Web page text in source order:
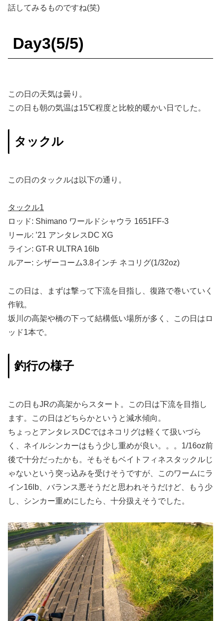
話してみるものですね(笑)
Day3(5/5)
この日の天気は曇り。
この日も朝の気温は15℃程度と比較的暖かい日でした。
タックル
この日のタックルは以下の通り。
タックル1
ロッド: Shimano ワールドシャウラ 1651FF-3
リール: ’21 アンタレスDC XG
ライン: GT-R ULTRA 16lb
ルアー: シザーコーム3.8インチ ネコリグ(1/32oz)
この日は、まずは撃って下流を目指し、復路で巻いていく
作戦。
坂川の高架や橋の下って結構低い場所が多く、この日はロ
ッド1本で。
釣行の様子
この日もJRの高架からスタート。この日は下流を目指し
ます。この日はどちらかというと減水傾向。
ちょっとアンタレスDCではネコリグは軽くて扱いづら
く、ネイルシンカーはもう少し重めが良い。。。1/16oz前
後で十分だったかも。そもそもベイトフィネスタックルじ
ゃないという突っ込みを受けそうですが、このワームにラ
イン16lb、バランス悪そうだと思われそうだけど、もう少
し、シンカー重めにしたら、十分扱えそうでした。